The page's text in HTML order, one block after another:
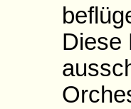
Diese